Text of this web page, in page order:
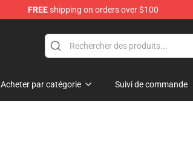
FREEshipping on orders over $100
Acheter par catégorie Suivi de commande